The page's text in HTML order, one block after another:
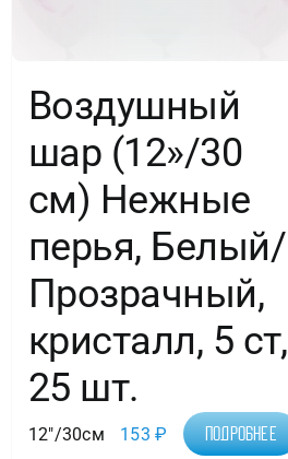
Воздушный
шар (12»/30
см) Нежные
перья, Белый/
Прозрачный,
кристалл, 5 ст,
25 шт.
12"/30см 153₽ Подробнее